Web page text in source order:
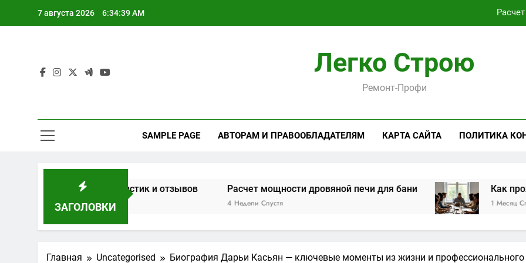
7 августа 2026 6:34:40 AM
Виртуальная платёжная карта за 5 минут без
Критерии выбора пластиковых окон
Как проходит практическая подготовка по
Легко Строю
Ремонт-Профи
SAMPLE PAGE АВТОРАМ И ПРАВООБЛАДАТЕЛЯМ КАРТА САЙТА ПОЛИТИКА
ЗАГОЛОВКИ
характеристик и отзывов Расчет мощности дровяной печи для бани
4 Недели Спустя
Как проходит
1 Месяц Спустя
Главная Uncategorised Биография Дарьи Касьян — ключевые моменты из жизни и профессионального